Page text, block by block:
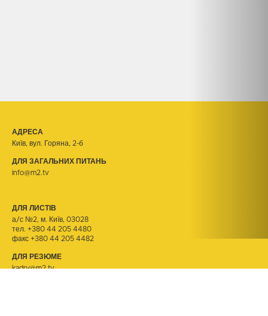
АДРЕСА
Київ, вул. Горяна, 2-б
ДЛЯ ЗАГАЛЬНИХ ПИТАНЬ
info@m2.tv
ДЛЯ ЛИСТІВ
а/с №2, м. Київ, 03028
тел. +380 44 205 4480
факс +380 44 205 4482
ДЛЯ РЕЗЮМЕ
kadry@m2.tv